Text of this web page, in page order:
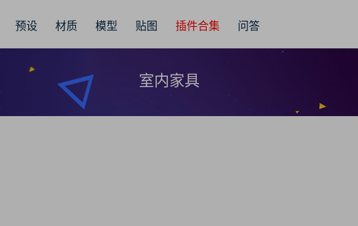
预设 材质 模型 贴图 插件合集 问答
室内家具